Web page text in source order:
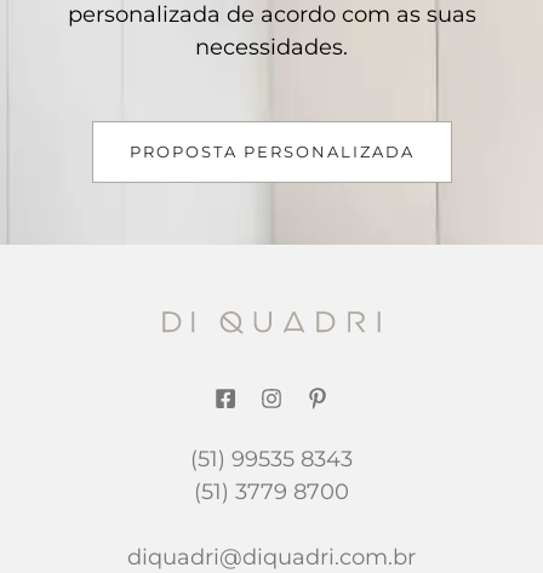
personalizada de acordo com as suas
necessidades.
PROPOSTA PERSONALIZADA
(51) 99535 8343
(51) 3779 8700
diquadri@diquadri.com.br